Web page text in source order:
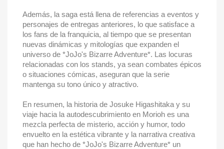
Además, la saga está llena de referencias a eventos y
personajes de entregas anteriores, lo que satisface a
los fans de la franquicia, al tiempo que se presentan
nuevas dinámicas y mitologías que expanden el
universo de *JoJo's Bizarre Adventure*. Las locuras
relacionadas con los stands, ya sean combates épicos
o situaciones cómicas, aseguran que la serie
mantenga su tono único y atractivo.
En resumen, la historia de Josuke Higashitaka y su
viaje hacia la autodescubrimiento en Morioh es una
mezcla perfecta de misterio, acción y humor, todo
envuelto en la estética vibrante y la narrativa creativa
que han hecho de *JoJo's Bizarre Adventure* un